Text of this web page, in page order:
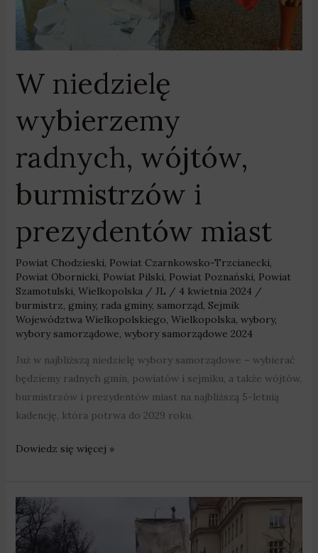
W niedzielę
wybierzemy
radnych, wójtów,
burmistrzów i
prezydentów miast
Powiat Chodzieski, Powiat Czarnkowsko-Trzcianecki,
Powiat Obornicki, Powiat Pilski, Powiat Poznański, Powiat
Szamotulski, Wielkopolska/ JL / 4 kwietnia 2024 /
burmistrz, gminy, rada gminy, samorząd, Sejmik
Województwa Wielkopolskiego, Wielkopolska, wybory,
wybory samorządowe, wybory samorządowe 2024
Już w najbliższą niedzielę wybory samorządowe – wybierać
będziemy radnych gmin, powiatów i sejmiku, a także wójtów,
burmistrzów i prezydentów miast na najbliższą 5-letnią
kadencję, która potrwa do 2029 roku.
miast
Dowiedz się więcej »
Rolnicy
wyrzucili
obornik